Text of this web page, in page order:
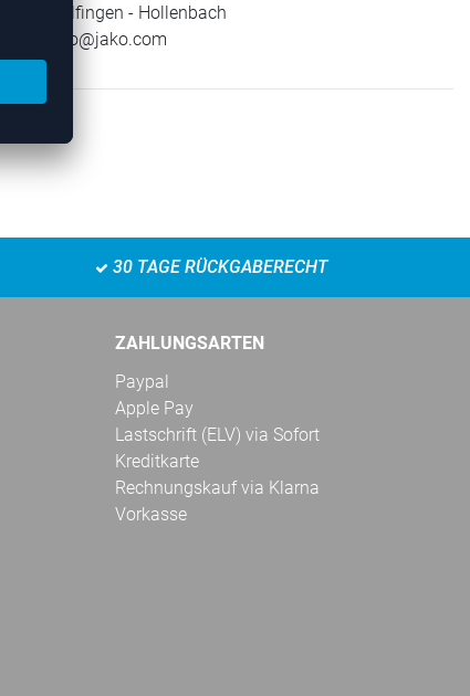
74673 Mulfingen - Hollenbach
info@jako.com
30 TAGE RÜCKGABERECHT
ZAHLUNGSARTEN
Paypal
Apple Pay
Lastschrift (ELV) via Sofort
Kreditkarte
Rechnungskauf via Klarna
Vorkasse